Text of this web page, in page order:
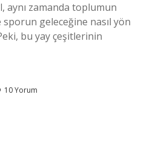
aynı zamanda toplumun
geleceğine nasıl yön
bu yay çeşitlerinin
10 Yorum